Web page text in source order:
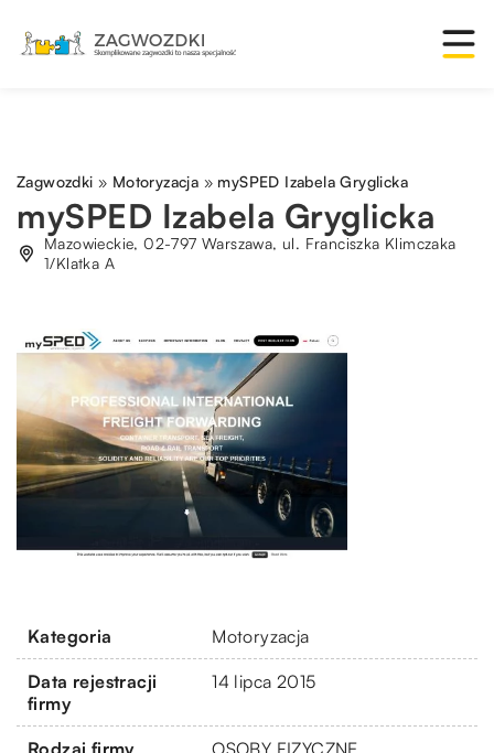
Zagwozdki » Motoryzacja » mySPED Izabela Gryglicka
mySPED Izabela Gryglicka
Mazowieckie, 02-797 Warszawa, ul. Franciszka Klimczaka
1/Klatka A
Kategoria Motoryzacja
Data rejestracji
firmy
14 lipca 2015
Rodzaj firmy
OSOBY FIZYCZNE